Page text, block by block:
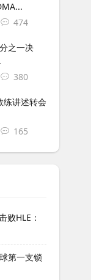
474
之一决
380
讲述转会
165
败HLE：
第一支锁